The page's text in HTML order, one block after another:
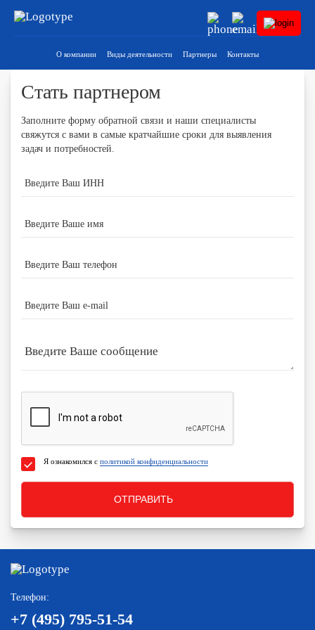
О компании Виды деятельности Партнеры Контакты
Стать партнером
Заполните форму обратной связи и наши специалисты
свяжутся с вами в самые кратчайшие сроки для выявления
задач и потребностей.
Я ознакомился с политикой конфиденциальности
ОТПРАВИТЬ
Телефон:
+7 (495) 795-51-54